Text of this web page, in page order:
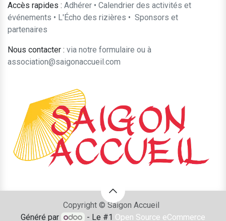
Accès rapides : Adhérer • Calendrier des activités et
événements • L'Écho des rizières • ​Sponsors et
partenaires​​
Nous contacter : ​via notre formulaire ou à
association@saigonaccueil.com
Copyright © Saigon Accueil
Généré par
- Le #1 Open Source eCommerce